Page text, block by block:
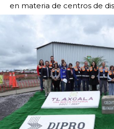
en materia de centros de